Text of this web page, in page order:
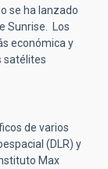
se ha lanzado
Sunrise. Los
económica y
satélites
de varios
(DLR) y
Max